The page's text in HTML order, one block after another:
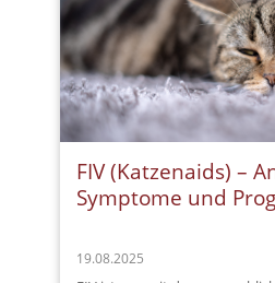
FIV (Katzenaids) –
Symptome und
19.08.2025